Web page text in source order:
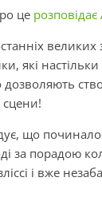
це
великих
які
сцени!
що
за порадою
і вже